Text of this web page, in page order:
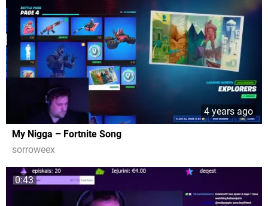
4 years ago
My Nigga – Fortnite Song
sorroweex
0:43